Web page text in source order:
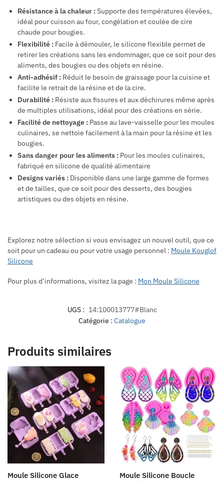
Résistance à la chaleur :Supporte des températures élevées,
idéal pour cuisson au four, congélation et coulée de cire
chaude pour bougies.
Flexibilité : Facile à démouler, le silicone flexible permet de
retirer les créations sans les endommager, que ce soit pour des
aliments, des bougies ou des objets en résine.
Anti-adhésif : Réduit le besoin de graissage pour la cuisine et
facilite le retrait de la résine et de la cire.
Durabilité : Résiste aux fissures et aux déchirures même après
de multiples utilisations, idéal pour des créations en série.
Facilité de nettoyage : Passe au lave-vaisselle pour les moules
culinaires, se nettoie facilement à la main pour la résine et les
bougies.
Sans danger pour les aliments : Pour les moules culinaires,
fabriqué en silicone de qualité alimentaire
Designs variés : Disponible dans une large gamme de formes
et de tailles, que ce soit pour des desserts, des bougies
artistiques ou des objets en résine.
Explorez notre sélection si vous envisagez un nouvel outil, que ce
soit pour un cadeau ou pour votre usage personnel : Moule Kouglof
Silicone
Pour plus d’informations, visitez la page : Mon Moule Silicone
UGS : 14:100013777#Blanc
Catégorie : Catalogue
Produits similaires
Moule Silicone Glace
Moule Silicone Boucle